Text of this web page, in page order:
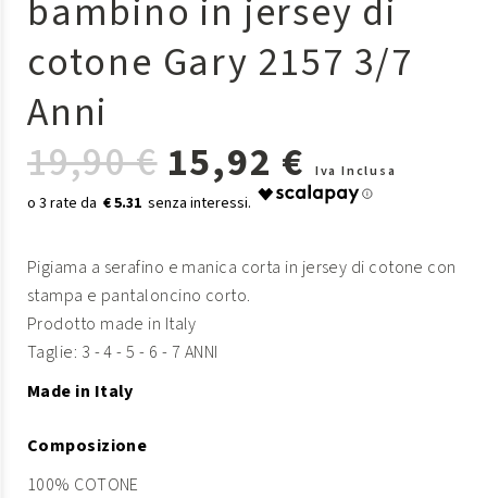
bambino in jersey di
cotone Gary 2157 3/7
Anni
19,90 € 15,92 € Iva Inclusa
€ 5.31
Pigiama a serafino e manica corta in jersey di cotone con
stampa e pantaloncino corto.
Prodotto made in Italy
Taglie: 3 - 4 - 5 - 6 - 7 ANNI
Made in Italy
Composizione
100% COTONE